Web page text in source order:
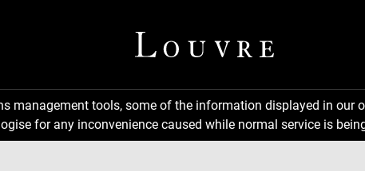
management tools, some of the information displayed in
for any inconvenience caused while normal service is